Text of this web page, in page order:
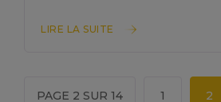
LIRE LA SUITE
PAGE 2 SUR 14 1 2